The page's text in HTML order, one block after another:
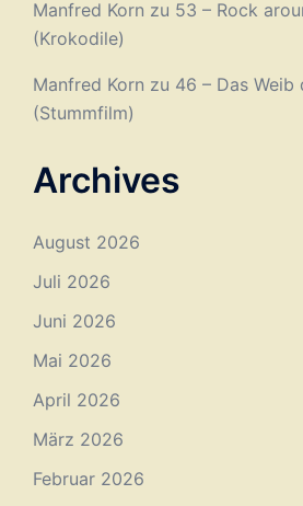
Manfred Korn zu 53 – Rock
(Krokodile)
Manfred Korn zu 46 – Das Weib
(Stummfilm)
Archives
August 2026
Juli 2026
Juni 2026
Mai 2026
April 2026
März 2026
Februar 2026